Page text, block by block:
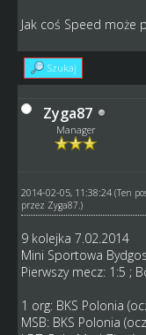
Jak coś Speed może
Szukaj
Zyga87
Manager
2014-02-05, 11:38:24 (Ten
przez Zyga87 .)
9 kolejka 7.02.2014
Mini Sportowa
Pierwszy mecz: 1:5 ;
1 org: BKS Polonia
MSB: BKS Polonia